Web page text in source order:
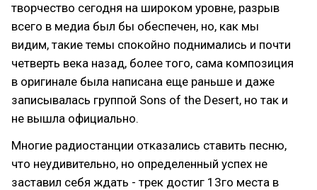
творчество сегодня на широком уровне, разрыв
всего в медиа был бы обеспечен, но, как мы
видим, такие темы спокойно поднимались и почти
четверть века назад, более того, сама композиция
в оригинале была написана еще раньше и даже
записывалась группой Sons of the Desert, но так и
не вышла официально.
Многие радиостанции отказались ставить песню,
что неудивительно, но определенный успех не
заставил себя ждать - трек достиг 13го места в